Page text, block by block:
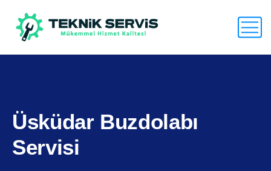
Üsküdar Buzdolabı
Servisi